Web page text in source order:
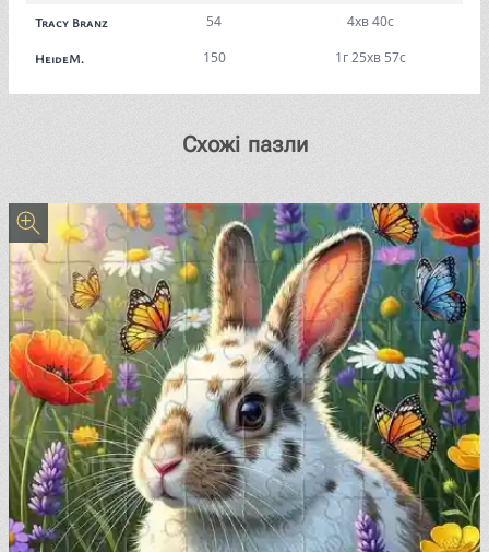
Tracy Branz 54 4хв 40с
HeideM. 150 1г 25хв 57с
Схожі пазли